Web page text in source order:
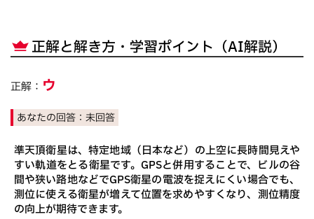
正解と解き方・学習ポイント（AI解説）
正解： ウ
あなたの回答： 未回答
準天頂衛星は、特定地域（日本など）の上空に長時間見えや
すい軌道をとる衛星です。GPSと併用することで、ビルの谷
間や狭い路地などでGPS衛星の電波を捉えにくい場合でも、
測位に使える衛星が増えて位置を求めやすくなり、測位精度
の向上が期待できます。